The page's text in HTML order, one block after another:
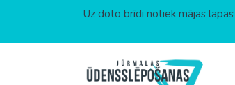
Uz doto brīdi notiek mājas